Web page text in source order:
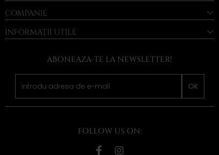
COMPANIE
INFORMAȚII UTILE
ABONEAZA-TE LA NEWSLETTER!
OK
FOLLOW US ON: